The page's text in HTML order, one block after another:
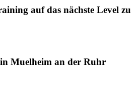
auf das nächste Level zu
Muelheim an der Ruhr